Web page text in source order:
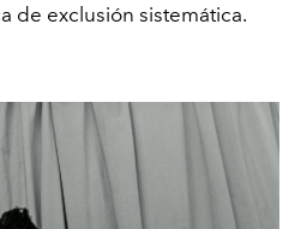
de exclusión sistemática.